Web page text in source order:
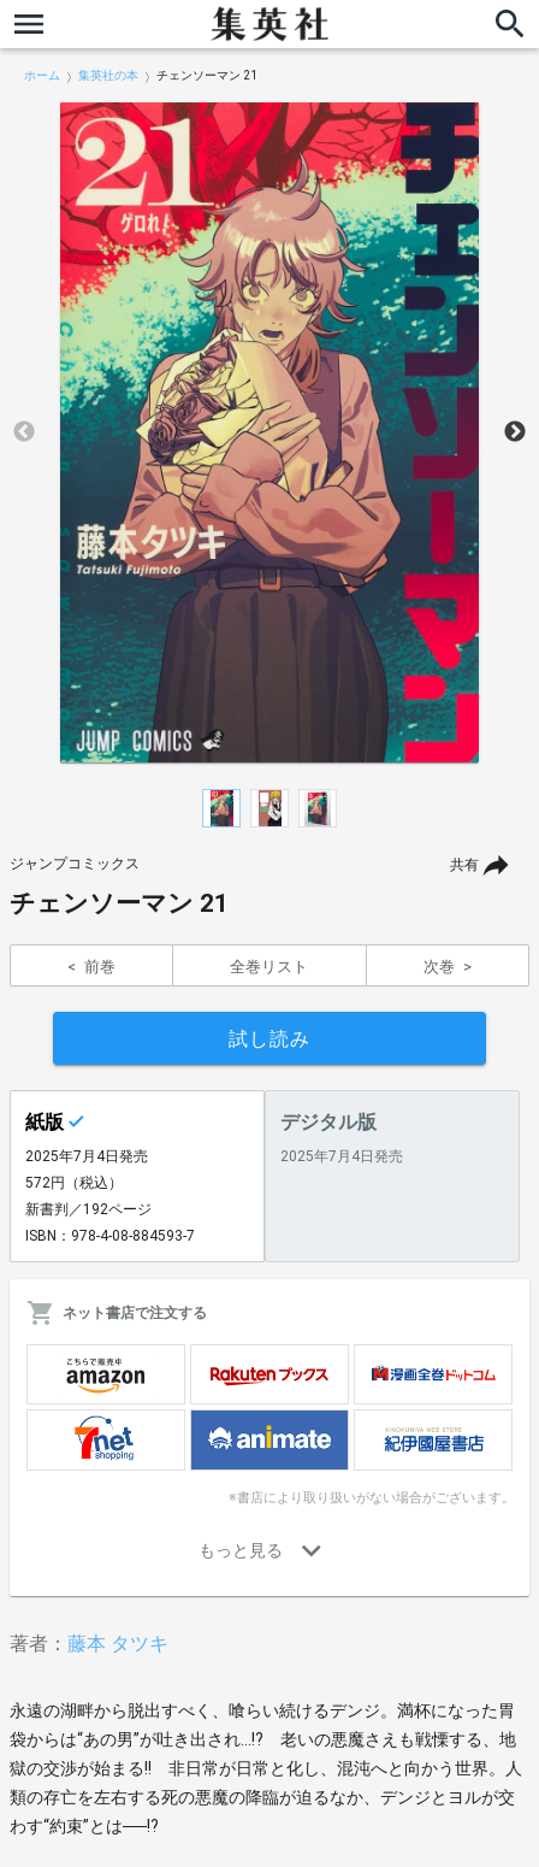
ホーム 集英社の本 チェンソーマン 21
共有
ジャンプコミックス
チェンソーマン 21
前巻 全巻リスト 次巻
試し読み
紙版
2025年7月4日発売
572円（税込）
新書判／192ページ
ISBN：978-4-08-884593-7
デジタル版
2025年7月4日発売
ネット書店で注文する
※書店により取り扱いがない場合がございます。
著者： 藤本 タツキ
永遠の湖畔から脱出すべく、喰らい続けるデンジ。満杯になった胃
袋からは“あの男”が吐き出され…!? 老いの悪魔さえも戦慄する、地
獄の交渉が始まる!! 非日常が日常と化し、混沌へと向かう世界。人
類の存亡を左右する死の悪魔の降臨が迫るなか、デンジとヨルが交
わす“約束”とは──!?